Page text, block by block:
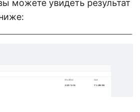
можете увидеть результат